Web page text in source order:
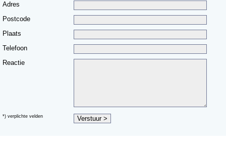
Adres
Postcode
Plaats
Telefoon
Reactie
*) verplichte velden